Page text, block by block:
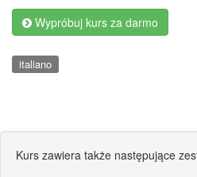
Wypróbuj kurs za darmo
italiano
Kurs zawiera także następujące